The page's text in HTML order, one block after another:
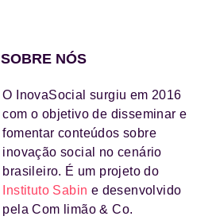
SOBRE NÓS
O InovaSocial surgiu em 2016
com o objetivo de disseminar e
fomentar conteúdos sobre
inovação social no cenário
brasileiro. É um projeto do
Instituto Sabin e desenvolvido
pela Com limão & Co.